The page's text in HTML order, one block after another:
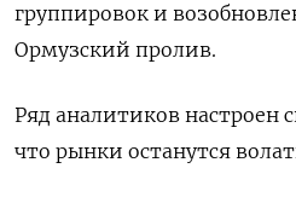
группировок и
Ормузский пролив.
Ряд ​аналитиков настроен
что рынки останутся